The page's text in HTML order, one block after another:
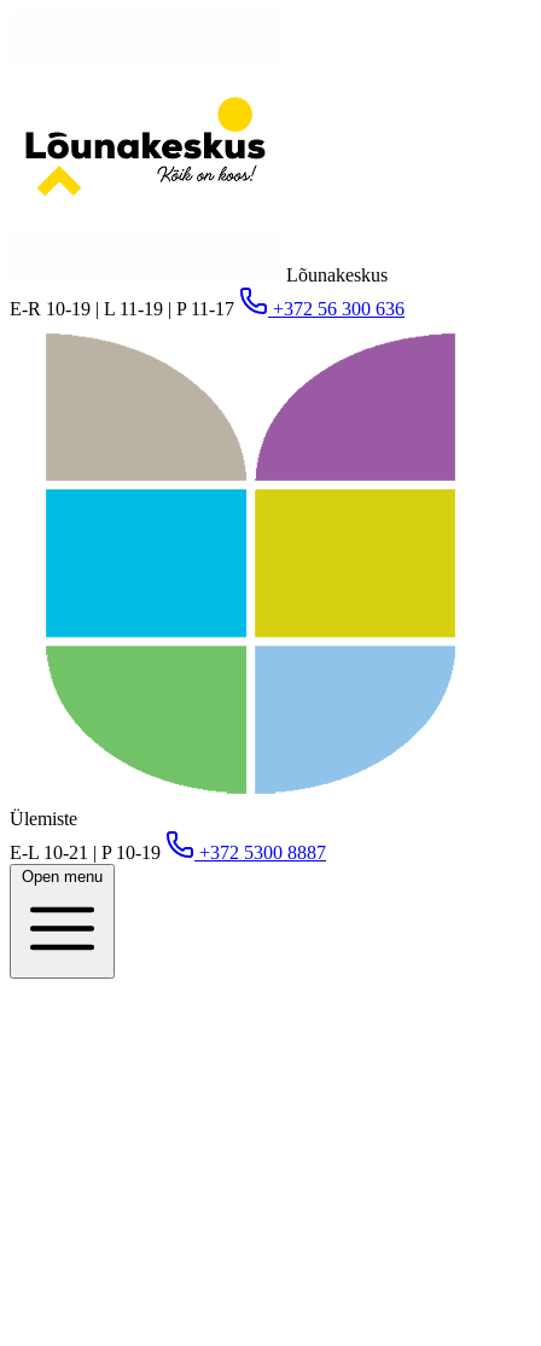
Lõunakeskus
E-R 10-19 | L 11-19 | P 11-17
+372 56 300 636
Ülemiste
E-L 10-21 | P 10-19
+372 5300 8887
Open menu